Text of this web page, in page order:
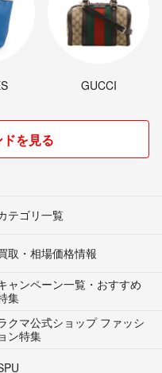
GUCCI
を見る
テゴリ一覧
取・相場価格情報
ャンペーン一覧・おすすめ
集
クマ公式ショップ ファッシ
ョン特集